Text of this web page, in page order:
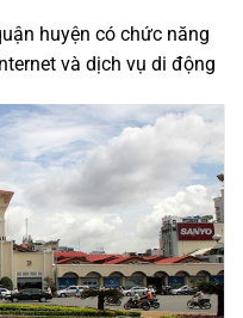
huyện có chức năng
và dịch vụ di động